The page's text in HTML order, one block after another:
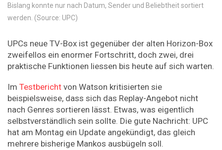
Bislang konnte nur nach Datum, Sender und Beliebtheit sortiert
werden. (Source: UPC)
UPCs neue TV-Box ist gegenüber der alten Horizon-Box
zweifellos ein enormer Fortschritt, doch zwei, drei
praktische Funktionen liessen bis heute auf sich warten.
Im Testbericht von Watson kritisierten sie
beispielsweise, dass sich das Replay-Angebot nicht
nach Genres sortieren lässt. Etwas, was eigentlich
selbstverständlich sein sollte. Die gute Nachricht: UPC
hat am Montag ein Update angekündigt, das gleich
mehrere bisherige Mankos ausbügeln soll.